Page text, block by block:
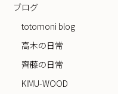
ブログ
totomoni blog
高木の日常
齊藤の日常
KIMU-WOOD